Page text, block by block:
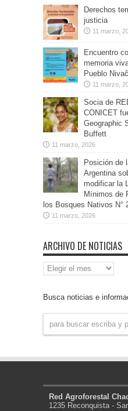
Derechos
justicia
11 marzo,
Encuentro
memoria
Pueblo
11 marzo,
Socia de
CONICET
Geographic
Buffett
11 marzo, 2026
Posición de
Argentina
modificar la
Mínimos de
los Bosques Nativos N°
11 marzo, 2026
ARCHIVO DE NOTICIAS
Archivo
de
Busca noticias e
Red Agroforestal
1235 Reconquista -